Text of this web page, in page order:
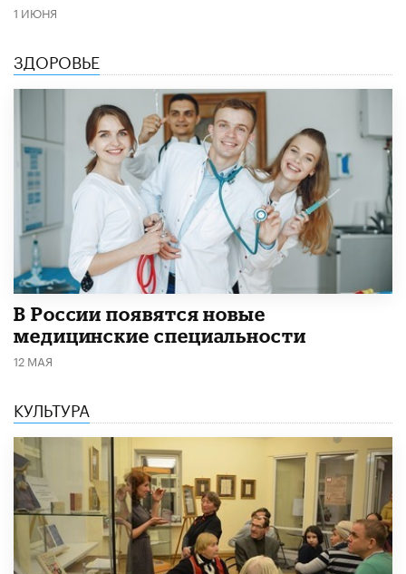
1 ИЮНЯ
ЗДОРОВЬЕ
В России появятся новые
медицинские специальности
12 МАЯ
КУЛЬТУРА